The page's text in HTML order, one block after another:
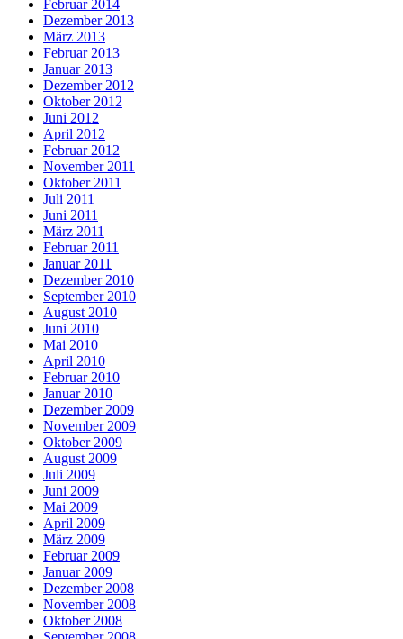
Februar 2014
Dezember 2013
März 2013
Februar 2013
Januar 2013
Dezember 2012
Oktober 2012
Juni 2012
April 2012
Februar 2012
November 2011
Oktober 2011
Juli 2011
Juni 2011
März 2011
Februar 2011
Januar 2011
Dezember 2010
September 2010
August 2010
Juni 2010
Mai 2010
April 2010
Februar 2010
Januar 2010
Dezember 2009
November 2009
Oktober 2009
August 2009
Juli 2009
Juni 2009
Mai 2009
April 2009
März 2009
Februar 2009
Januar 2009
Dezember 2008
November 2008
Oktober 2008